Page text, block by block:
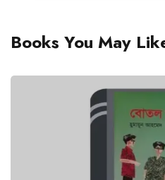
Books You May